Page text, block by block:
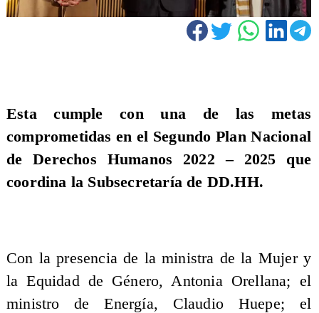
Esta cumple con una de las metas
comprometidas en el Segundo Plan Nacional
de Derechos Humanos 2022 – 2025 que
coordina la Subsecretaría de DD.HH.
Con la presencia de la ministra de la Mujer y
la Equidad de Género, Antonia Orellana; el
ministro de Energía, Claudio Huepe; el